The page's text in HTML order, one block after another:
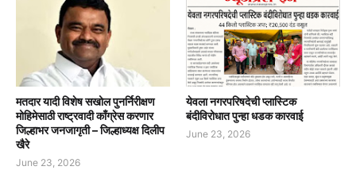
मतदार यादी विशेष सखोल पुनर्निरीक्षण
मोहिमेसाठी राष्ट्रवादी काँग्रेस करणार
जिल्हाभर जनजागृती – जिल्हाध्यक्ष दिलीप
खैरे
June 23, 2026
येवला नगरपरिषदेची प्लास्टिक
बंदीविरोधात पुन्हा धडक कारवाई
June 23, 2026